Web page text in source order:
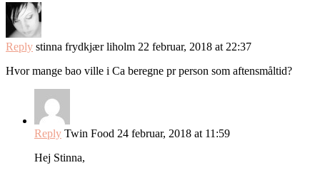
Reply stinna frydkjær liholm 22 februar, 2018 at 22:37
Hvor mange bao ville i Ca beregne pr person som aftensmåltid?
Reply Twin Food 24 februar, 2018 at 11:59
Hej Stinna,